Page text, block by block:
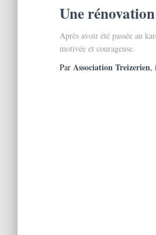
Une
Après avoir été passée au
motivée et courageuse.
Par Association Treizerien,